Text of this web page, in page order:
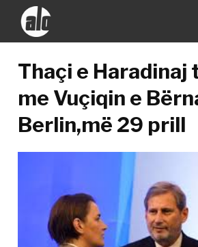
Thaçi e Haradinaj
me Vuçiqin e
Berlin,më 29 prill